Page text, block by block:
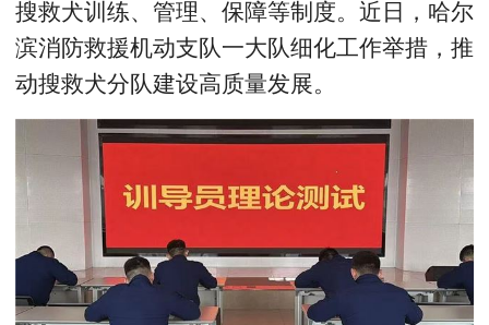
搜救犬训练、管理、保障等制度。近日，哈尔
滨消防救援机动支队一大队细化工作举措，推
动搜救犬分队建设高质量发展。